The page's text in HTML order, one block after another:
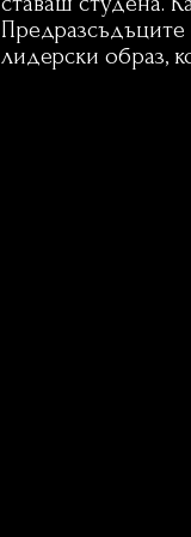
лидерски образ,